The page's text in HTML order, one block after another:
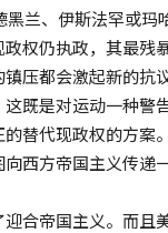
黑兰、伊斯法罕或
政权仍执政，其最
镇压都会激起新的
既是对运动一种警
的替代现政权的方
西方帝国主义传递
迎合帝国主义。而且